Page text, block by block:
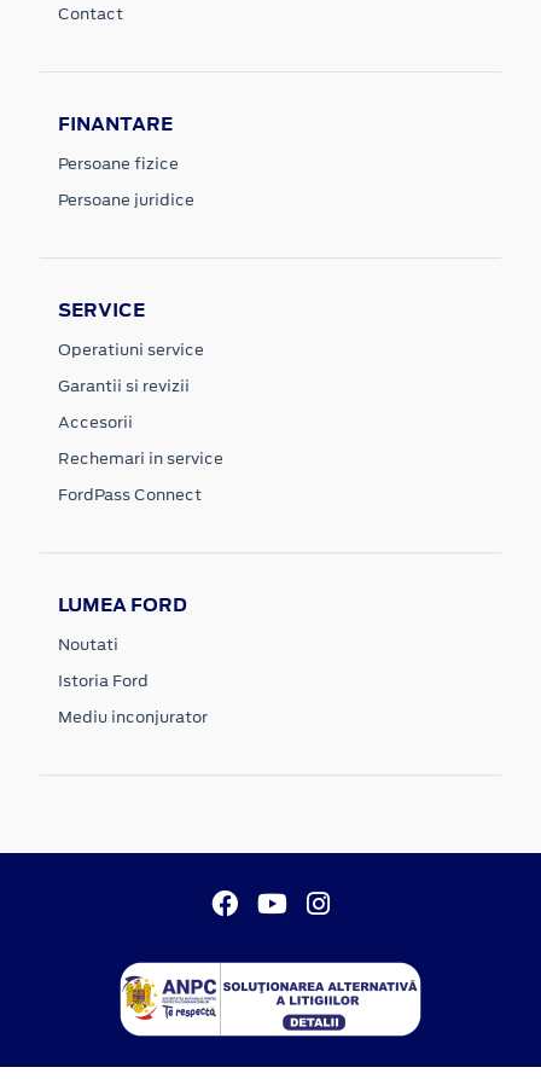
Contact
FINANTARE
Persoane fizice
Persoane juridice
SERVICE
Operatiuni service
Garantii si revizii
Accesorii
Rechemari in service
FordPass Connect
LUMEA FORD
Noutati
Istoria Ford
Mediu inconjurator